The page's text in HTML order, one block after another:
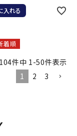
入れる
着順
104件中 1 -50件表示
1
2 3